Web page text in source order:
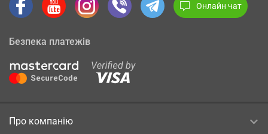
Онлайн чат
Безпека платежів
Про компанію